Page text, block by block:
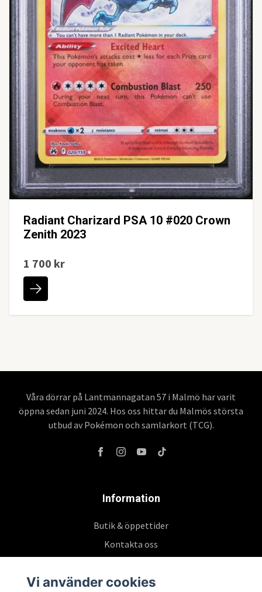
Radiant Charizard PSA 10 #020 Crown
Zenith 2023
1 700 kr
Våra dörrar på Lantmannagatan 57 i Malmö har varit
öppna sedan juni 2024. Hos oss hittar du Malmös största
utbud av Pokémon och samlarkort (TCG).
Information
Butik & öppettider
Kontakta oss
Vi använder cookies